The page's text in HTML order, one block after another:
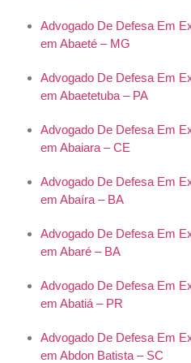
Advogado De Defesa Em
em Abaeté – MG
Advogado De Defesa Em
em Abaetetuba – PA
Advogado De Defesa Em
em Abaiara – CE
Advogado De Defesa Em
em Abaíra – BA
Advogado De Defesa Em
em Abaré – BA
Advogado De Defesa Em
em Abatiá – PR
Advogado De Defesa Em
em Abdon Batista – SC